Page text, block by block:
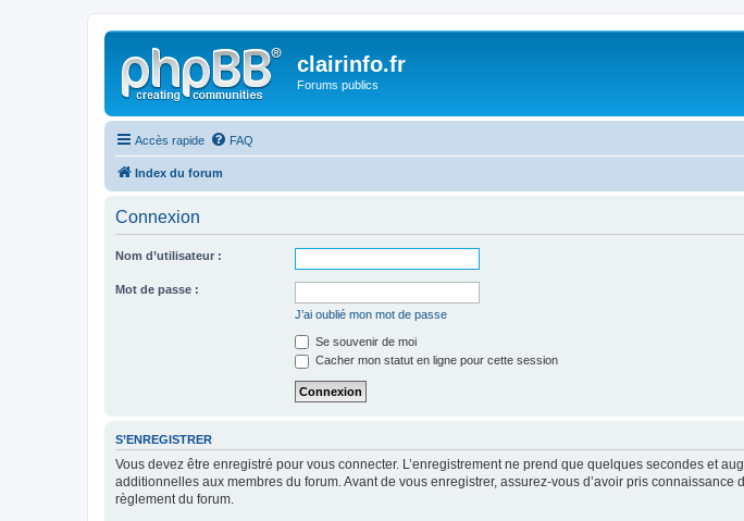
clairinfo.fr
Forums publics
Accès rapide FAQ
Index du forum
Connexion
Nom d’utilisateur :
Mot de passe :
J’ai oublié mon mot de passe
Se souvenir de moi
Cacher mon statut en ligne pour cette session
S’ENREGISTRER
Vous devez être enregistré pour vous connecter. L’enregistrement ne prend que quelques secondes et
additionnelles aux membres du forum. Avant de vous enregistrer, assurez-vous d’avoir pris
règlement du forum.